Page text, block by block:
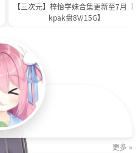
【三次元】梓怡学妹合集更新至7月
kpak盘8V/15G】
更多 »